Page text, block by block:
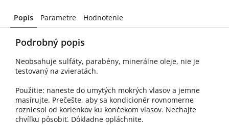
Popis Parametre Hodnotenie
Podrobný popis
Neobsahuje sulfáty, parabény, minerálne oleje, nie je
testovaný na zvieratách.
Použitie: naneste do umytých mokrých vlasov a jemne
masírujte. Prečešte, aby sa kondicionér rovnomerne
rozniesol od korienkov ku končekom vlasov. Nechajte
chvíľku pôsobiť. Dôkladne opláchnite.